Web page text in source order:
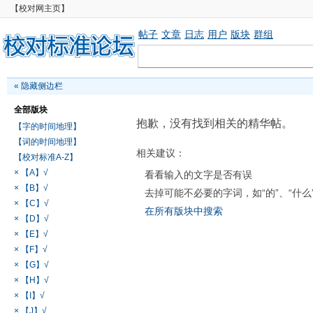
【校对网主页】
帖子 文章 日志 用户 版块 群组
« 隐藏侧边栏
全部版块
【字的时间地理】
【词的时间地理】
【校对标准A-Z】
× 【A】√
× 【B】√
× 【C】√
× 【D】√
× 【E】√
× 【F】√
× 【G】√
× 【H】√
× 【I】√
× 【J】√
抱歉，没有找到相关的精华帖。
相关建议：
看看输入的文字是否有误
去掉可能不必要的字词，如“的”、“什么
在所有版块中搜索